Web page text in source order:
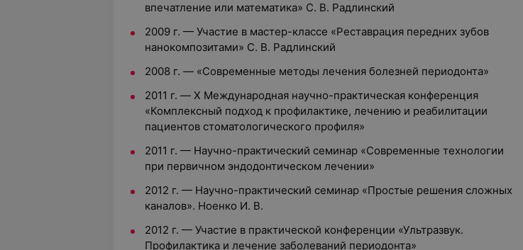
впечатление или математика» С. В. Радлинский
2009 г. — Участие в мастер-классе «Реставрация передних зубов
нанокомпозитами» С. В. Радлинский
2008 г. — «Современные методы лечения болезней периодонта»
2011 г. — X Международная научно-практическая конференция
«Комплексный подход к профилактике, лечению и реабилитации
пациентов стоматологического профиля»
2011 г. — Научно-практический семинар «Современные технологии
при первичном эндодонтическом лечении»
2012 г. — Научно-практический семинар «Простые решения сложных
каналов». Ноенко И. В.
2012 г. — Участие в практической конференции «Ультразвук.
Профилактика и лечение заболеваний периодонта»